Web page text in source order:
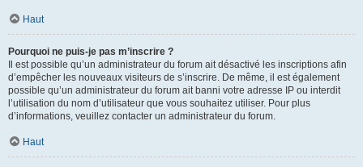
Haut
Pourquoi ne puis-je pas m’inscrire ?
Il est possible qu’un administrateur du forum ait désactivé les inscriptions afin
d’empêcher les nouveaux visiteurs de s’inscrire. De même, il est également
possible qu’un administrateur du forum ait banni votre adresse IP ou interdit
l’utilisation du nom d’utilisateur que vous souhaitez utiliser. Pour plus
d’informations, veuillez contacter un administrateur du forum.
Haut